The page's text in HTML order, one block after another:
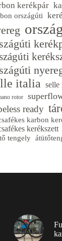
kerékpár
országúti
italia
selle
rotor
ready
karbon
kerékszett
tengely